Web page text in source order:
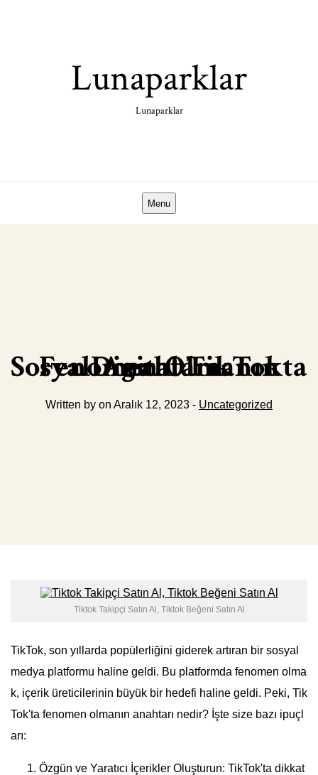
Lunaparklar
Lunaparklar
Menu
SosyalDigital TikTokta Fenomen Olmanın Anahtarı
Written by on Aralık 12, 2023 - Uncategorized
Tiktok Takipçi Satın Al, Tiktok Beğeni Satın Al
TikTok, son yıllarda popülerliğini giderek artıran bir sosyal
medya platformu haline geldi. Bu platformda fenomen olma
k, içerik üreticilerinin büyük bir hedefi haline geldi. Peki, Tik
Tok'ta fenomen olmanın anahtarı nedir? İşte size bazı ipuçl
arı:
Özgün ve Yaratıcı İçerikler Oluşturun: TikTok'ta dikkat